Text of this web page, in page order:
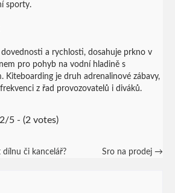
sporty.
a rychlosti, dosahuje prkno v
pro pohyb na vodní hladině s
Kiteboarding je druh adrenalinové zábavy,
z řad provozovatelů i diváků.
2/5 - (2 votes)
dílnu či kancelář? Sro na prodej →